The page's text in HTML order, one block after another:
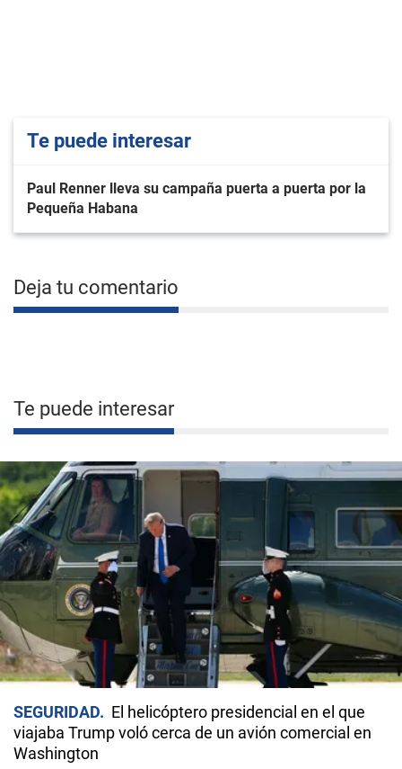
Te puede interesar
Paul Renner lleva su campaña puerta a puerta por la
Pequeña Habana
Deja tu comentario
Te puede interesar
SEGURIDAD
El helicóptero presidencial en el que
viajaba Trump voló cerca de un avión comercial en
Washington